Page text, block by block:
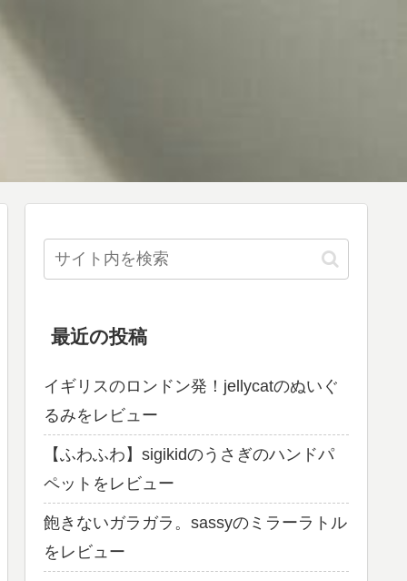
最近の投稿
イギリスのロンドン発！jellycatのぬいぐ
るみをレビュー
【ふわふわ】sigikidのうさぎのハンドパ
ペットをレビュー
飽きないガラガラ。sassyのミラーラトル
をレビュー